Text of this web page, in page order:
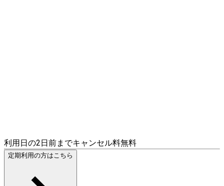
利用日の2日前までキャンセル料無料
定期利用の方はこちら